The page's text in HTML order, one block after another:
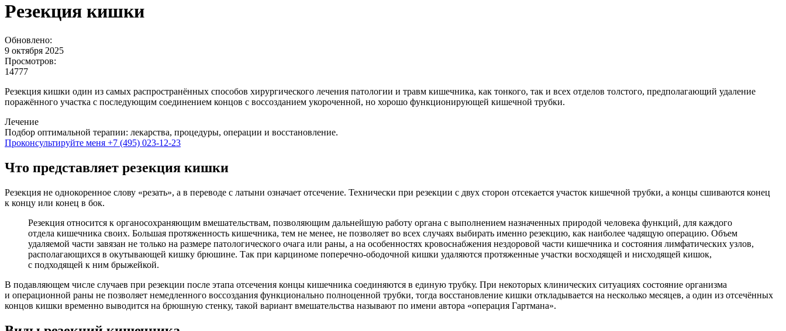
Резекция кишки
Обновлено:
9 октября 2025
Просмотров:
14777
Резекция кишки один из самых распространённых способов хирургического лечения патологии и травм кишечника, как тонкого, так и всех отделов толстого, предполагающий удаление
поражённого участка с последующим соединением концов с воссозданием укороченной, но хорошо функционирующей кишечной трубки.
Лечение
Подбор оптимальной терапии: лекарства, процедуры, операции и восстановление.
Проконсультируйте меня +7 (495) 023-12-23
Что представляет резекция кишки
Резекция не однокоренное слову «резать», а в переводе с латыни означает отсечение. Технически при резекции с двух сторон отсекается участок кишечной трубки, а концы сшиваются конец
к концу или конец в бок.
Резекция относится к органосохраняющим вмешательствам, позволяющим дальнейшую работу органа с выполнением назначенных природой человека функций, для каждого
отдела кишечника своих. Большая протяженность кишечника, тем не менее, не позволяет во всех случаях выбирать именно резекцию, как наиболее чадящую операцию. Объем
удаляемой части завязан не только на размере патологического очага или раны, а на особенностях кровоснабжения нездоровой части кишечника и состояния лимфатических узлов,
располагающихся в окутывающей кишку брюшине. Так при карциноме поперечно-ободочной кишки удаляются протяженные участки восходящей и нисходящей кишок,
с подходящей к ним брыжейкой.
В подавляющем числе случаев при резекции после этапа отсечения концы кишечника соединяются в единую трубку. При некоторых клинических ситуациях состояние организма
и операционной раны не позволяет немедленного воссоздания функционально полноценной трубки, тогда восстановление кишки откладывается на несколько месяцев, а один из отсечённых
концов кишки временно выводится на брюшную стенку, такой вариант вмешательства называют по имени автора «операция Гартмана».